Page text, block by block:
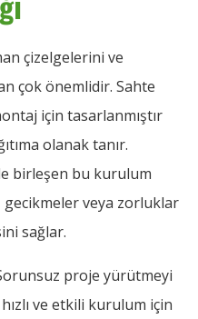
çizelgelerini ve
çok önemlidir. Sahte
için tasarlanmıştır
olanak tanır.
birleşen bu kurulum
gecikmeler veya zorluklar
sağlar.
proje yürütmeyi
ve etkili kurulum için